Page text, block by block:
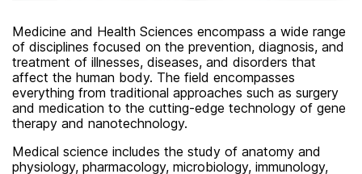
Medicine and Health Sciences encompass a wide range
of disciplines focused on the prevention, diagnosis, and
treatment of illnesses, diseases, and disorders that
affect the human body. The field encompasses
everything from traditional approaches such as surgery
and medication to the cutting-edge technology of gene
therapy and nanotechnology.
Medical science includes the study of anatomy and
physiology, pharmacology, microbiology, immunology,